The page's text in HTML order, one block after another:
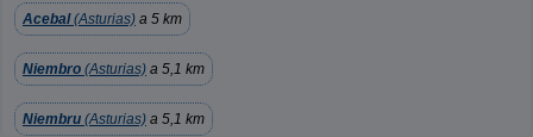
Acebal(Asturias) a 5 km
Niembro (Asturias) a 5,1 km
Niembru (Asturias) a 5,1 km